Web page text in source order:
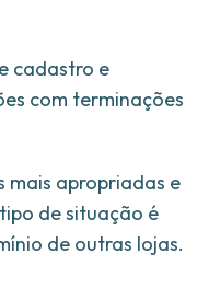
cadastro e
com terminações
mais apropriadas e
de situação é
de outras lojas.